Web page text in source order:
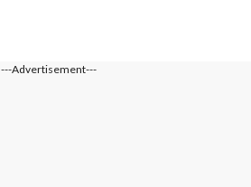
---Advertisement---